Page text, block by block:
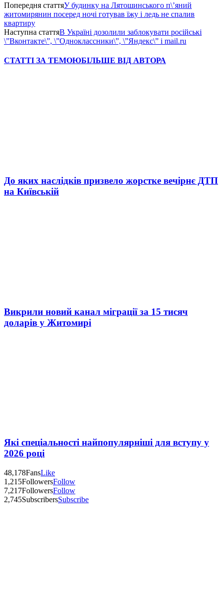
Попередня статтяУ будинку на Лятошинського п\’яний
житомирянин посеред ночі готував їжу і ледь не спалив
квартиру
Наступна статтяВ Україні дозолили заблокувати російські
\”Вконтакте\”, \”Одноклассники\”, \”Яндекс\” і mail.ru
СТАТТІ ЗА ТЕМОЮБІЛЬШЕ ВІД АВТОРА
До яких наслідків призвело жорстке вечірнє ДТП
на Київській
Викрили новий канал міграції за 15 тисяч
доларів у Житомирі
Які спеціальності найпопулярніші для вступу у
2026 році
48,178FansLike
1,215FollowersFollow
7,217FollowersFollow
2,745SubscribersSubscribe